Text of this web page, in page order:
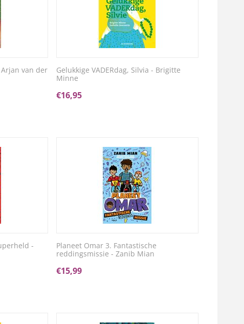
van der
Gelukkige VADERdag, Silvia - Brigitte
Minne
€16,95
-
Planeet Omar 3. Fantastische
reddingsmissie - Zanib Mian
€15,99